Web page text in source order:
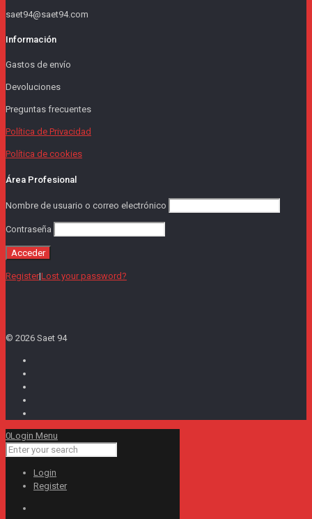
saet94@saet94.com
Información
Gastos de envío
Devoluciones
Preguntas frecuentes
Política de Privacidad
Política de cookies
Área Profesional
Nombre de usuario o correo electrónico
Contraseña
Register|Lost your password?
© 2026 Saet 94
0Login Menu
Login
Register